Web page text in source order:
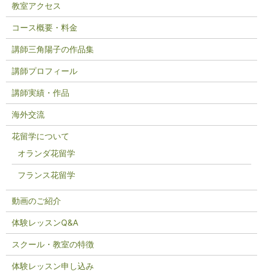
教室アクセス
コース概要・料金
講師三角陽子の作品集
講師プロフィール
講師実績・作品
海外交流
花留学について
オランダ花留学
フランス花留学
動画のご紹介
体験レッスンQ&A
スクール・教室の特徴
体験レッスン申し込み